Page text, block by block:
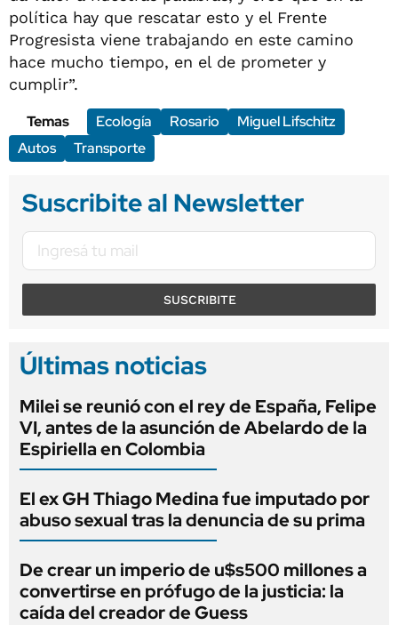
política hay que rescatar esto y el Frente
Progresista viene trabajando en este camino
hace mucho tiempo, en el de prometer y
cumplir”.
Temas
Ecología Rosario
Miguel Lifschitz
Autos
Transporte
Suscribite al Newsletter
SUSCRIBITE
Últimas noticias
Milei se reunió con el rey de España, Felipe
VI, antes de la asunción de Abelardo de la
Espiriella en Colombia
El ex GH Thiago Medina fue imputado por
abuso sexual tras la denuncia de su prima
De crear un imperio de u$s500 millones a
convertirse en prófugo de la justicia: la
caída del creador de Guess